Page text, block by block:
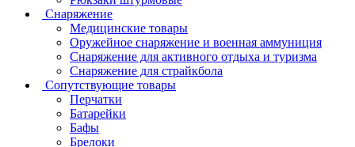
Снаряжение
Медицинские товары
Оружейное снаряжение и военная аммуниция
Снаряжение для активного отдыха и туризма
Снаряжение для страйкбола
Сопутствующие товары
Перчатки
Батарейки
Бафы
Брелоки